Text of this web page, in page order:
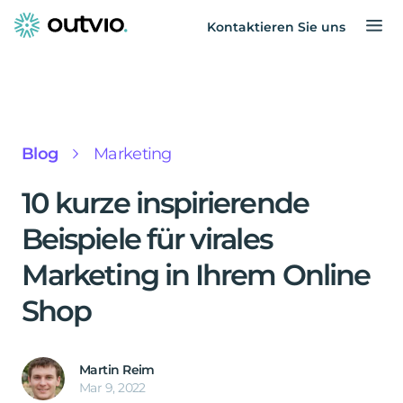
Kontaktieren Sie uns
Blog Marketing
10 kurze inspirierende
Beispiele für virales
Marketing in Ihrem Online
Shop
Martin Reim
Mar 9, 2022